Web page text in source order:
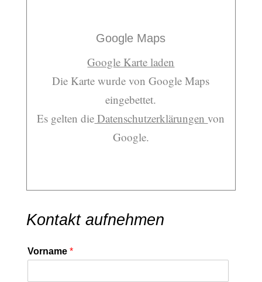
Google Maps
Google Karte laden
Die Karte wurde von Google Maps
eingebettet.
Es gelten die Datenschutzerklärungenvon
Google.
Kontakt aufnehmen
Vorname *